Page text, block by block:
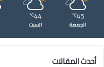
45
℃
الجمعة
44
℃
السبت
أحدث المقالات